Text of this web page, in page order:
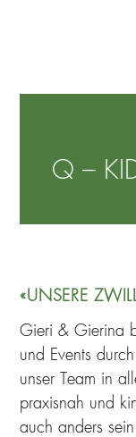
Q –
«UNSERE
Gieri & Gierina
und Events
unser Team in
praxisnah und
auch anders